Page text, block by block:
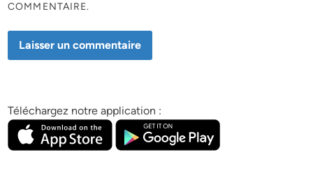
COMMENTAIRE.
Téléchargez notre application :